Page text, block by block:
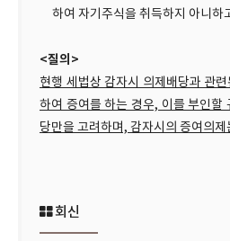
하여 자기주식을 취득하지 아니하
<질의>
현행 세법상 감자시 의제배당과 관
하여 증여를 하는 경우, 이를 부인할
당만을 고려하며, 감자시의 증여의
회신